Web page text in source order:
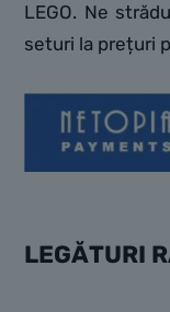
LEGO. Ne
seturi la prețuri
LEGĂTURI